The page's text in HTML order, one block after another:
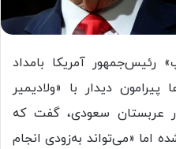
رئیس‌جمهور آمریکا بامداد
دیدار با «ولادیمیر
عربستان سعودی، گفت که
اما «می‌تواند به‌زودی انجام